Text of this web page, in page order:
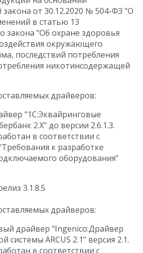
от 30.12.2020 № 504-ФЗ "О
в статью 13
закона "Об охране здоровья
окружающего
последствий потребления
никотинсодержащей
драйверов:
"1С:Эквайринговые
2.Х" до версии 2.6.1.3.
в соответствии с
к разработке
оборудования"
3.1.8.5
драйверов:
драйвер "Ingenico:Драйвер
системы ARCUS 2.1" версия 2.1.
в соответствии с